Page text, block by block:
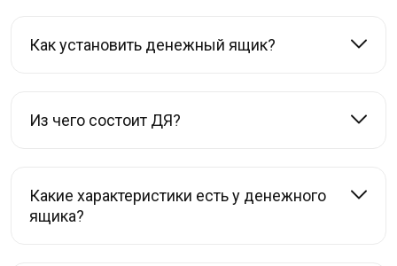
Как установить денежный ящик?
Из чего состоит ДЯ?
Какие характеристики есть у денежного
ящика?